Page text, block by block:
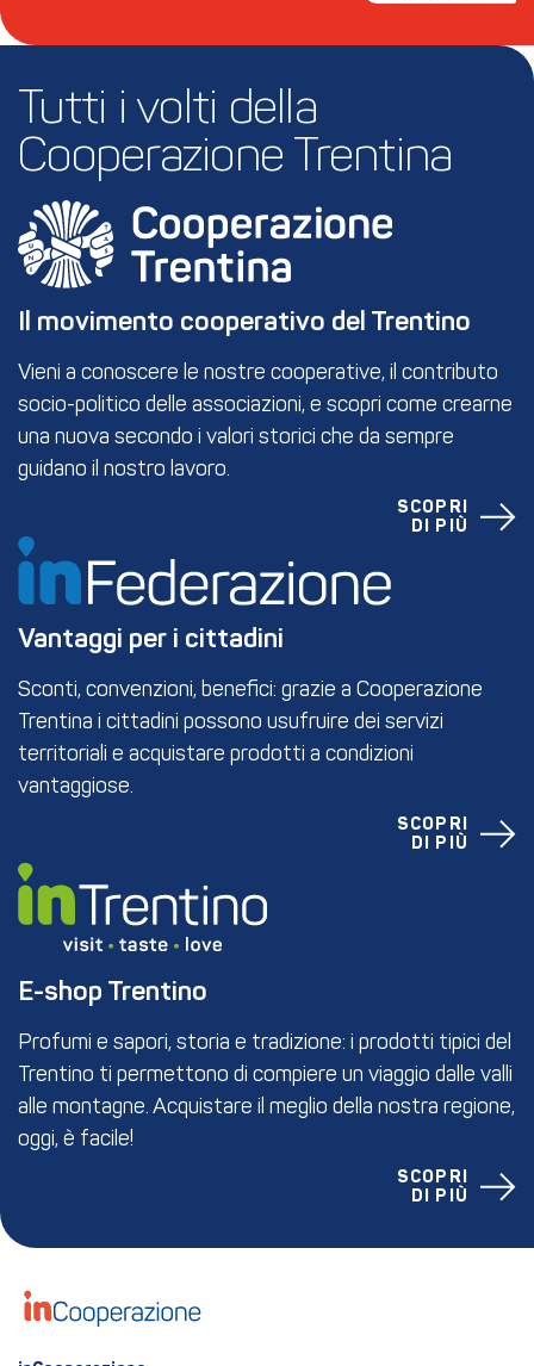
Tutti i volti della
Cooperazione Trentina
Il movimento cooperativo del Trentino
Vieni a conoscere le nostre cooperative, il contributo
socio-politico delle associazioni, e scopri come crearne
una nuova secondo i valori storici che da sempre
guidano il nostro lavoro.
SCOPRI
DI PIÙ
Vantaggi per i cittadini
Sconti, convenzioni, benefici: grazie a Cooperazione
Trentina i cittadini possono usufruire dei servizi
territoriali e acquistare prodotti a condizioni
vantaggiose.
SCOPRI
DI PIÙ
E-shop Trentino
Profumi e sapori, storia e tradizione: i prodotti tipici del
Trentino ti permettono di compiere un viaggio dalle valli
alle montagne. Acquistare il meglio della nostra regione,
oggi, è facile!
SCOPRI
DI PIÙ